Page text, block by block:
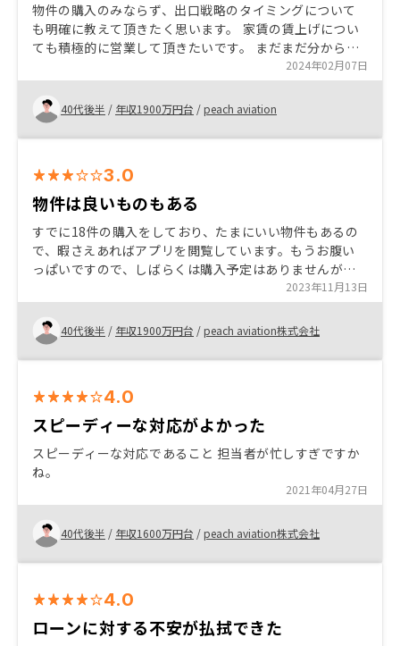
物件の購入のみならず、出口戦略のタイミングについて
も明確に教えて頂きたく思います。 家賃の賃上げについ
ても積極的に営業して頂きたいです。 まだまだ分からな
いことが沢山ありますので、購入後のサポートを期待し
ます。
2024年02月07日
40代後半 / 年収1900万円台 /peach aviation
3.0
物件は良いものもある
すでに18件の購入をしており、たまにいい物件もあるの
で、暇さえあればアプリを閲覧しています。もうお腹い
っぱいですので、しばらくは購入予定はありませんが、
今後の運用についてはお付き合いしないといけないので
よろしく。 仕事が個人任せになっていて、対応の遅延が
目立ちます。組織として業務にあたるようにするべきで
す。管理職のパワー不足を強く感じます。
2023年11月13日
40代後半 / 年収1900万円台 /peach aviation株式会社
4.0
スピーディーな対応がよかった
スピーディーな対応であること 担当者が忙しすぎですか
ね。
2021年04月27日
40代後半 / 年収1600万円台 /peach aviation株式会社
4.0
ローンに対する不安が払拭できた